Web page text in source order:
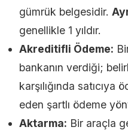
gümrük belgesidir.
genellikle 1 yıldır.
Akreditifli Ödeme:
bankanın verdiği;
karşılığında satıcıya
eden şartlı ödeme
Aktarma: Bir araçla